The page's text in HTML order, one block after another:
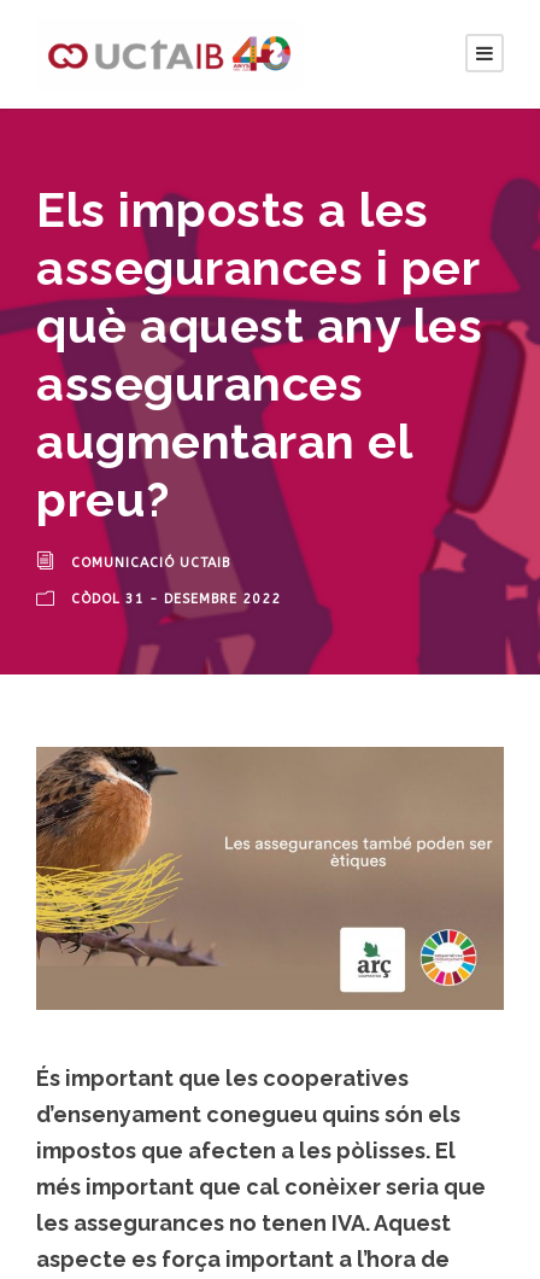
Els imposts a les
assegurances i per
què aquest any les
assegurances
augmentaran el
preu?
COMUNICACIÓ UCTAIB
CÒDOL 31 - DESEMBRE 2022
És important que les cooperatives
d’ensenyament conegueu quins són els
impostos que afecten a les pòlisses. El
més important que cal conèixer seria que
les assegurances no tenen IVA. Aquest
aspecte es força important a l’hora de